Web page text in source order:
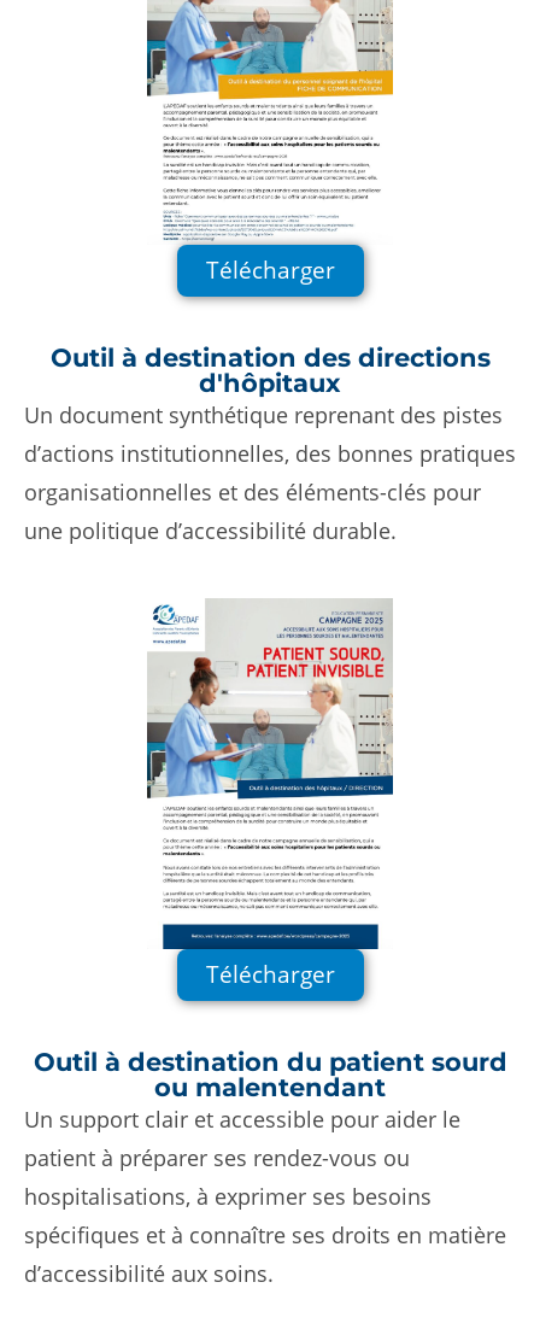
Télécharger
Outil à destination des directions
d'hôpitaux
Un document synthétique reprenant des pistes
d’actions institutionnelles, des bonnes pratiques
organisationnelles et des éléments-clés pour
une politique d’accessibilité durable.
Télécharger
Outil à destination du patient sourd
ou malentendant
Un support clair et accessible pour aider le
patient à préparer ses rendez-vous ou
hospitalisations, à exprimer ses besoins
spécifiques et à connaître ses droits en matière
d’accessibilité aux soins.